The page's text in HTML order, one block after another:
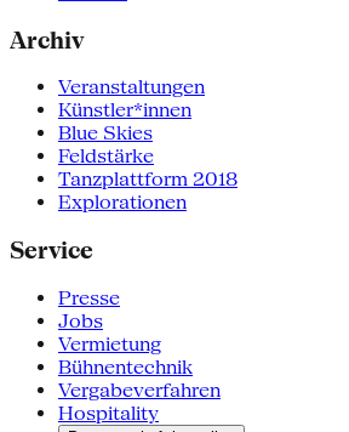
Archiv
Veranstaltungen
Künstler*innen
Blue Skies
Feldstärke
Tanzplattform 2018
Explorationen
Service
Presse
Jobs
Vermietung
Bühnentechnik
Vergabeverfahren
Hospitality